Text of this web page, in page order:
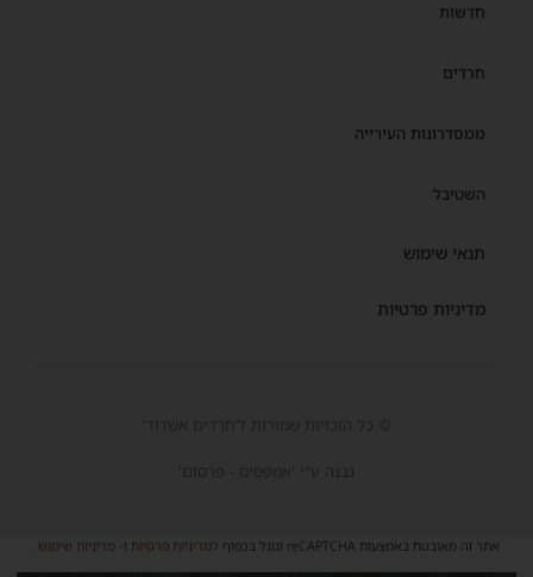
חדשות
חרדים
ממסדרונות העירייה
השטיבל
תנאי שימוש
מדיניות פרטיות
© כל הזכויות שמורות ל'חרדים אשדוד'
נבנה ע"י 'אמפסיס - פרסום'
אתר זה מאובטח באמצעות reCAPTCHA וגוגל בכפוף למדיניות פרטיות ו-מדיניות שימוש.